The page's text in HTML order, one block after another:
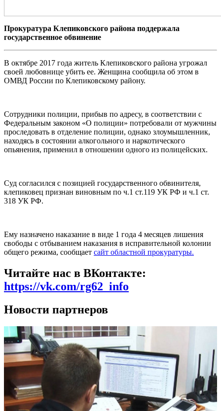
Прокуратура Клепиковского района поддержала
государственное обвинение
В октябре 2017 года житель Клепиковского района угрожал
своей любовнице убить ее. Женщина сообщила об этом в
ОМВД России по Клепиковскому району.
Сотрудники полиции, прибыв по адресу, в соответствии с
Федеральным законом «О полиции» потребовали от мужчины
проследовать в отделение полиции, однако злоумышленник,
находясь в состоянии алкогольного и наркотического
опьянения, применил в отношении одного из полицейских.
Суд согласился с позицией государственного обвинителя,
клепиковец признан виновным по ч.1 ст.119 УК РФ и ч.1 ст.
318 УК РФ.
Ему назначено наказание в виде 1 года 4 месяцев лишения
свободы с отбыванием наказания в исправительной колонии
общего режима, сообщает сайт областной прокуратуры.
Читайте нас в ВКонтакте:
https://vk.com/rg62_info
Новости партнеров